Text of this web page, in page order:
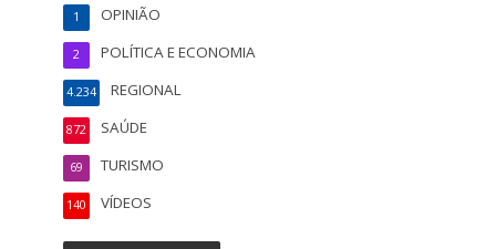
OPINIÃO
1
POLÍTICA E ECONOMIA
2
REGIONAL
4.234
SAÚDE
872
TURISMO
69
VÍDEOS
140